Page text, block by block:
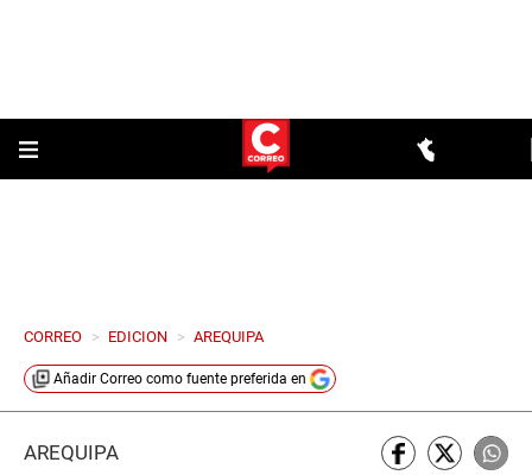
CORREO > EDICION > AREQUIPA
Añadir Correo como fuente preferida en
AREQUIPA